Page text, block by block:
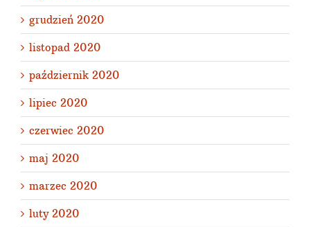
grudzień 2020
listopad 2020
październik 2020
lipiec 2020
czerwiec 2020
maj 2020
marzec 2020
luty 2020